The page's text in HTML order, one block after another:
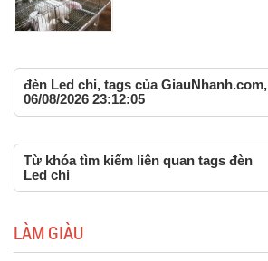
đèn Led chi, tags của GiauNhanh.com,
06/08/2026 23:12:05
Từ khóa tìm kiếm liên quan tags đèn
Led chi
LÀM GIÀU